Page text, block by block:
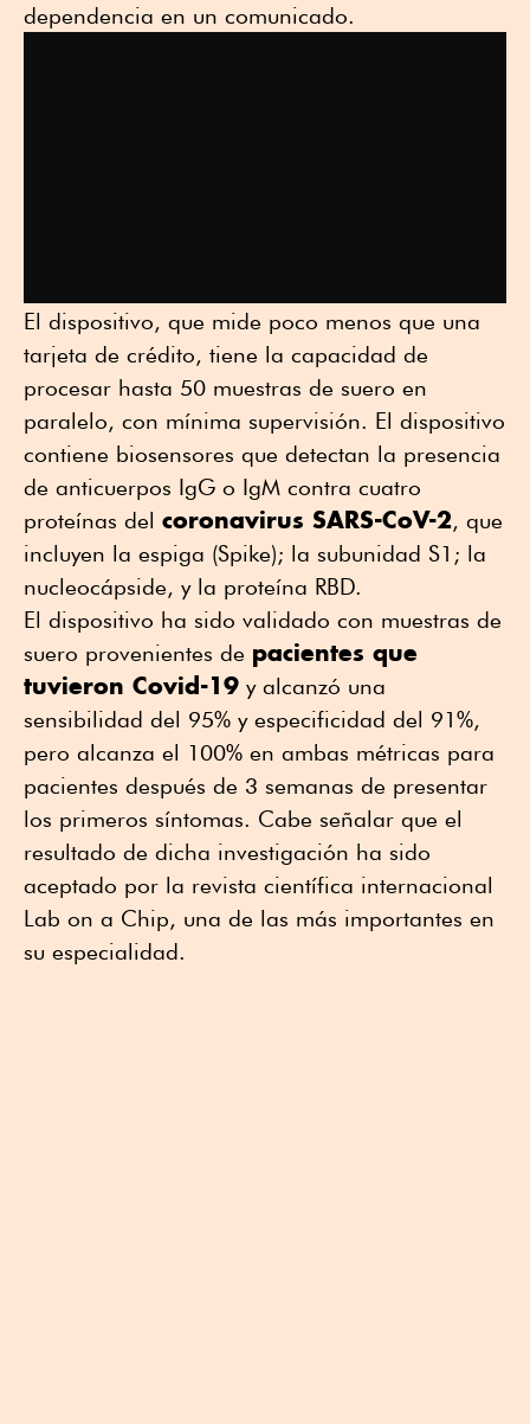
dependencia en un comunicado.
El dispositivo, que mide poco menos que una
tarjeta de crédito, tiene la capacidad de
procesar hasta 50 muestras de suero en
paralelo, con mínima supervisión. El dispositivo
contiene biosensores que detectan la presencia
de anticuerpos IgG o IgM contra cuatro
proteínas del coronavirus SARS-CoV-2, que
incluyen la espiga (Spike); la subunidad S1; la
nucleocápside, y la proteína RBD.
El dispositivo ha sido validado con muestras de
suero provenientes de pacientes que
tuvieron Covid-19 y alcanzó una
sensibilidad del 95% y especificidad del 91%,
pero alcanza el 100% en ambas métricas para
pacientes después de 3 semanas de presentar
los primeros síntomas. Cabe señalar que el
resultado de dicha investigación ha sido
aceptado por la revista científica internacional
Lab on a Chip, una de las más importantes en
su especialidad.